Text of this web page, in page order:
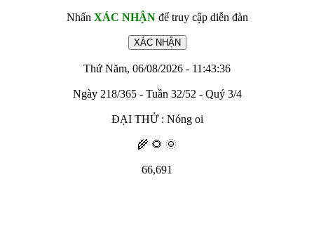
Nhấn XÁC NHẬNđể truy cập diễn đàn
Thứ Năm, 06/08/2026 - 11:43:36
Ngày 218/365 - Tuần 32/52 - Quý 3/4
ĐẠI THỬ : Nóng oi
🌾 🌻 🌞
66,691